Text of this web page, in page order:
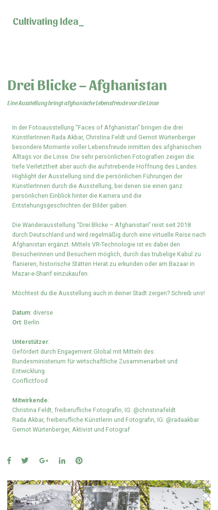
Cultivating Ideas
Drei Blicke – Afghanistan
Eine Ausstellung bringt afghanische Lebensfreude vor die Linse
In der Fotoausstellung “Faces of Afghanistan” bringen die drei
KünstlerInnen Rada Akbar, Christina Feldt und Gernot Würtenberger
besondere Momente voller Lebensfreude inmitten des afghanischen
Alltags vor die Linse. Die sehr persönlichen Fotografien zeigen die
tiefe Verletztheit aber auch die aufstrebende Hoffnung des Landes.
Highlight der Ausstellung sind die persönlichen Führungen der
KünstlerInnen durch die Ausstellung, bei denen sie einen ganz
persönlichen Einblick hinter die Kamera und die
Entstehungsgeschichten der Bilder gaben.
Die Wanderausstellung “Drei Blicke – Afghanistan” reist seit 2018
durch Deutschland und wird regelmäßig durch eine virtuelle Reise nach
Afghanistan ergänzt. Mittels VR-Technologie ist es dabei den
Besucherinnen und Besuchern möglich, durch das trubelige Kabul zu
flanieren, historische Stätten Herat zu erkunden oder am Bazaar in
Mazar-e-Sharif einzukaufen.
Möchtest du die Ausstellung auch in deiner Stadt zeigen? Schreib uns!
Datum: diverse
Ort: Berlin
Unterstützer:
Gefördert durch Engagement Global mit Mitteln des:
Bundesministerium für wirtschaftliche Zusammenarbeit und
Entwicklung
Conflictfood
Mitwirkende:
Christina Feldt, freiberufliche Fotografin IG: @christinafeldt
Rada Akbar, freiberufliche Künstlerin und Fotografin, IG: @radaakbar
Gernot Würtenberger, Aktivist und Fotograf